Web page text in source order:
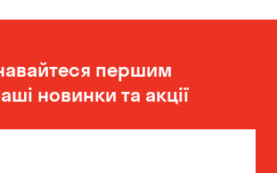
першим
новинки та акції